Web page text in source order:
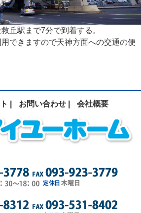
丘駅まで7分で到着する。
できますので天神方面への交通の便
| お問い合わせ | 会社概要